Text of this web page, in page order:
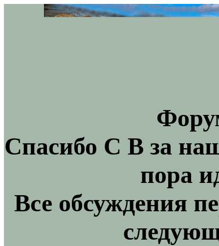
Спасибо С В за
пора
Все обсуждения